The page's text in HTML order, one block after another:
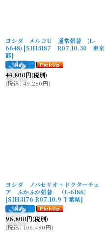
ヨシダ メルコU 通常張替 (L-
6648) [SIH3187 R07.10.30 東京
都]
44,800円(税別)
(税込:49,280円)
ヨシダ ノバセリオ + ドクターチェ
ア ふかふか張替 （L-6186)
[SIH3176 R07.10.9 千葉県]
96,800円(税別)
(税込:106,480円)